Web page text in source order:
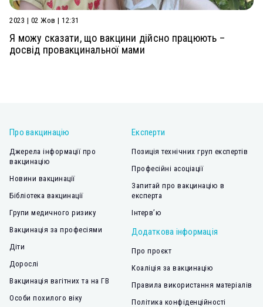
2023 | 02 Жов | 12:31
Я можу сказати, що вакцини дійсно працюють –
досвід провакцинальної мами
Про вакцинацію
Джерела інформації про
вакцинацію
Новини вакцинації
Бібліотека вакцинації
Групи медичного ризику
Вакцинація за професіями
Діти
Дорослі
Вакцинація вагітних та на ГВ
Особи похилого віку
Експерти
Позиція технічних груп експертів
Професійні асоціації
Запитай про вакцинацію в
експерта
Інтерв’ю
Додаткова інформація
Про проєкт
Коаліція за вакцинацію
Правила використання матеріалів
Політика конфіденційності